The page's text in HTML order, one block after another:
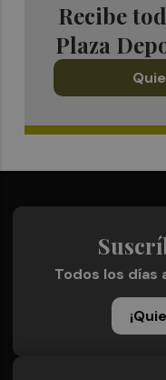
Recibe
Plaza
Todos los días